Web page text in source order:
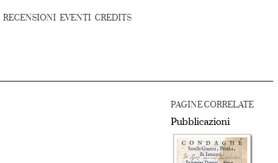
RECENSIONI EVENTI CREDITS
PAGINE CORRELATE
Pubblicazioni